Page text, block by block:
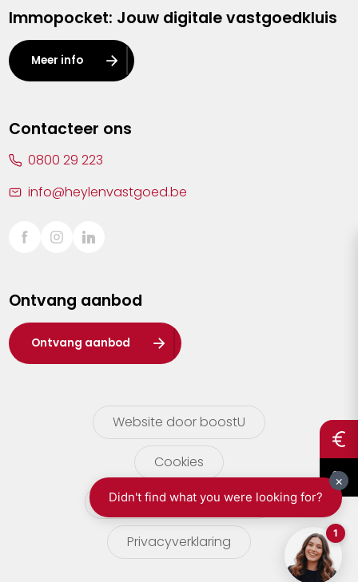
Kalmthout
Leuven
Lier
Sint-Truiden
Waasland
Wuustwezel
Zoersel
Immopocket: Jouw digitale vastgoedkluis
Meer info
Contacteer ons
0800 29 223
info@heylenvastgoed.be
Ontvang aanbod
Ontvang aanbod
Website door boostU
Cookies
gebruikersvoorwaarden
Privacyverklaring